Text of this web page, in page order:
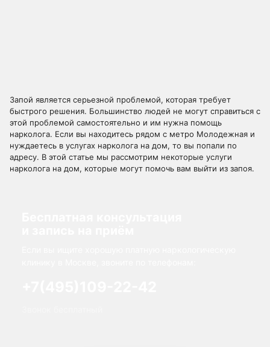
Запой является серьезной проблемой, которая требует
быстрого решения. Большинство людей не могут справиться с
этой проблемой самостоятельно и им нужна помощь
нарколога. Если вы находитесь рядом с метро Молодежная и
нуждаетесь в услугах нарколога на дом, то вы попали по
адресу. В этой статье мы рассмотрим некоторые услуги
нарколога на дом, которые могут помочь вам выйти из запоя.